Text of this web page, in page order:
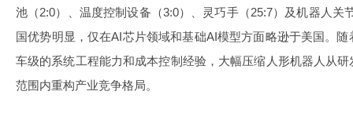
池（2:0）、温度控制设备（3:0）、灵巧手（25:7）及机器人关
国优势明显，仅在AI芯片领域和基础AI模型方面略逊于美国。
车级的系统工程能力和成本控制经验，大幅压缩人形机器人从
范围内重构产业竞争格局。